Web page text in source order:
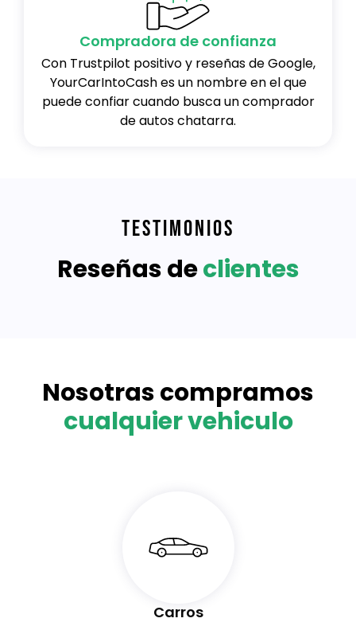
Compradora de confianza
Con Trustpilot positivo y reseñas de Google,
YourCarIntoCash es un nombre en el que
puede confiar cuando busca un comprador
de autos chatarra.
TESTIMONIOS
Reseñas declientes
Nosotras compramos
cualquier vehiculo
Carros